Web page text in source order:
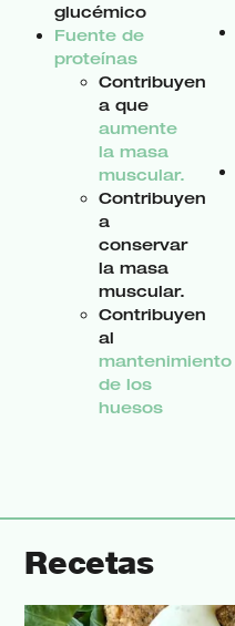
glucémico
Fuente de
proteínas
Contribuyen
a que
aumente
la masa
muscular.
Contribuyen
a
conservar
la masa
muscular.
Contribuyen
al
mantenimiento
de los
huesos
Recetas